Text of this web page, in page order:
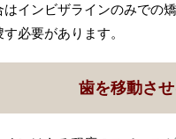
インビザラインのみでの
す必要があります。
歯を移動さ